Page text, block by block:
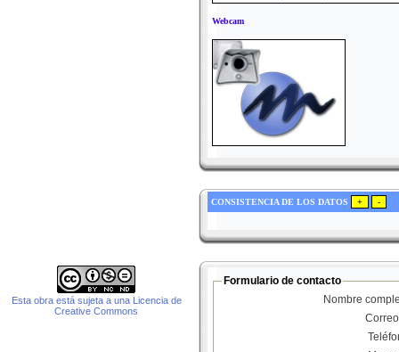
Esta obra está sujeta a una Licencia de
Creative Commons
Webcam
CONSISTENCIA DE LOS DATOS
Formulario de contacto
Nombre